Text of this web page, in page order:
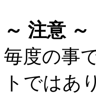
～ 注意 ～
毎度の事
トではあ